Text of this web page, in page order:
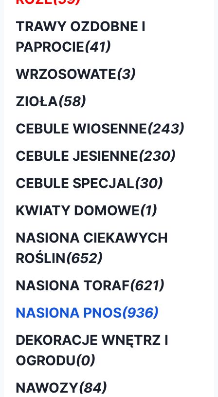
TRAWY OZDOBNE I
PAPROCIE(41)
WRZOSOWATE(3)
ZIOŁA(58)
CEBULE WIOSENNE(243)
CEBULE JESIENNE(230)
CEBULE SPECJAL(30)
KWIATY DOMOWE(1)
NASIONA CIEKAWYCH
ROŚLIN(652)
NASIONA TORAF(621)
NASIONA PNOS(936)
DEKORACJE WNĘTRZ I
OGRODU(0)
NAWOZY(84)